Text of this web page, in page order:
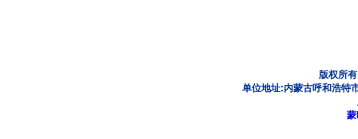
版权所
单位地址:内蒙古呼和浩特